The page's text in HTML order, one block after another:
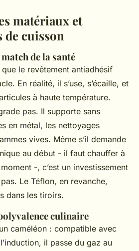
matériaux et
de cuisson
de la santé
le revêtement antiadhésif
En réalité, il s’use, s’écaille, et
à haute température.
pas. Il supporte sans
en métal, les nettoyages
vives. Même s’il demande
au début - il faut chauffer à
-, c’est un investissement
Le Téflon, en revanche,
dans les tiroirs.
culinaire
caméléon : compatible avec
il passe du gaz au